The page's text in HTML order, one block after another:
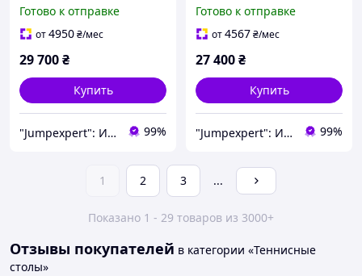
теннисный стол Складной
теннисный стол
Готово к отправке
от4950₴/мес
29 700₴
Купить
"Jumpexpert": Интернет-магазин товаров для активного отдыха и спорта! 99%
Домашний теннисный
стол Компактный
Готово к отправке
от4567₴/мес
27 400₴
Купить
"Jumpexpert": Интернет-магазин товаров для активного отдыха и спорта! 99%
1 2 3 ...
Показано 1 - 29 товаров из 3000+
Отзывы покупателей в категории «Теннисные
столы»